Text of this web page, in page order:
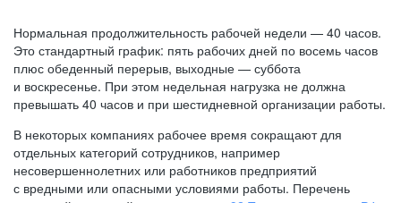
Нормальная продолжительность рабочей недели — 40 часов.
Это стандартный график: пять рабочих дней по восемь часов
плюс обеденный перерыв, выходные — суббота
и воскресенье. При этом недельная нагрузка не должна
превышать 40 часов и при шестидневной организации работы.
В некоторых компаниях рабочее время сокращают для
отдельных категорий сотрудников, например
несовершеннолетних или работников предприятий
с вредными или опасными условиями работы. Перечень